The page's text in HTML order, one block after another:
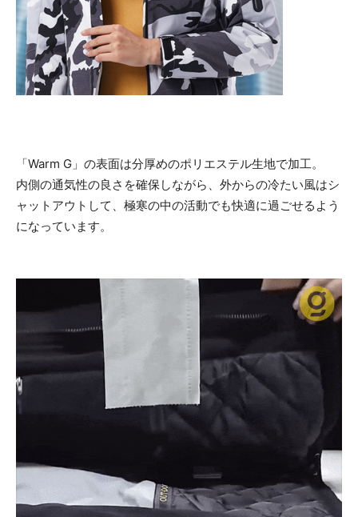
「Warm G」の表面は分厚めのポリエステル生地で加工。
内側の通気性の良さを確保しながら、外からの冷たい風はシ
ャットアウトして、極寒の中の活動でも快適に過ごせるよう
になっています。